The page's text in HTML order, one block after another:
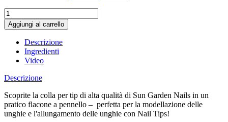
Aggiungi al carrello
Descrizione
Ingredienti
Video
Descrizione
Scoprite la colla per tip di alta qualità di Sun Garden Nails in un
pratico flacone a pennello – perfetta per la modellazione delle
unghie e l'allungamento delle unghie con Nail Tips!